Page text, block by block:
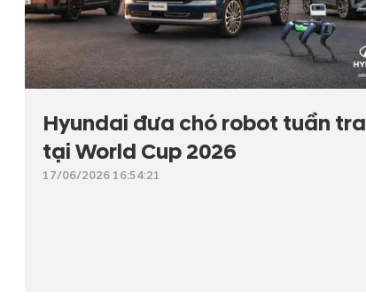
Hyundai đưa chó robot tuần tra
tại World Cup 2026
17/06/2026 16:54:21